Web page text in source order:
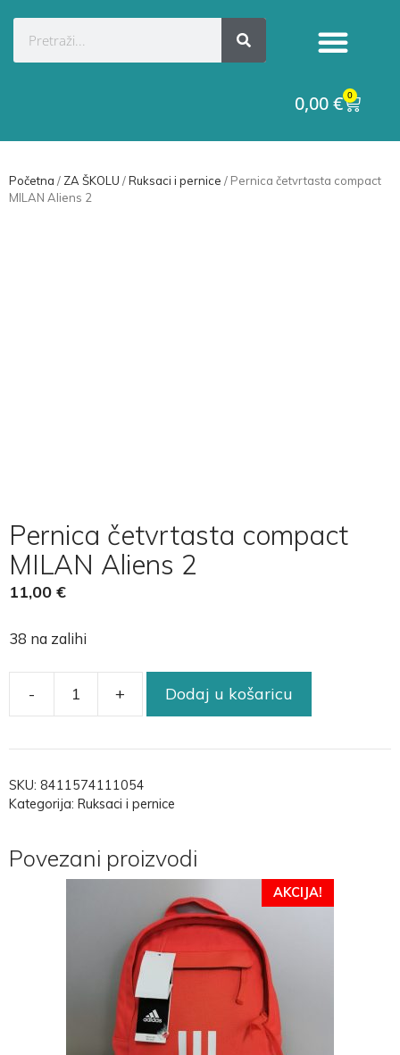
0,00€ 0
Početna / ZA ŠKOLU /Ruksaci i pernice / Pernica četvrtasta compact
MILAN Aliens 2
Pernica četvrtasta compact
MILAN Aliens 2
11,00 €
38 na zalihi
- + Dodaj u košaricu
SKU: 8411574111054
Kategorija: Ruksaci i pernice
Povezani proizvodi
AKCIJA!